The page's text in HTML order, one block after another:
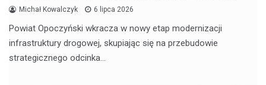
Michał Kowalczyk 6 lipca 2026
Powiat Opoczyński wkracza w nowy etap modernizacji
infrastruktury drogowej, skupiając się na przebudowie
strategicznego odcinka…